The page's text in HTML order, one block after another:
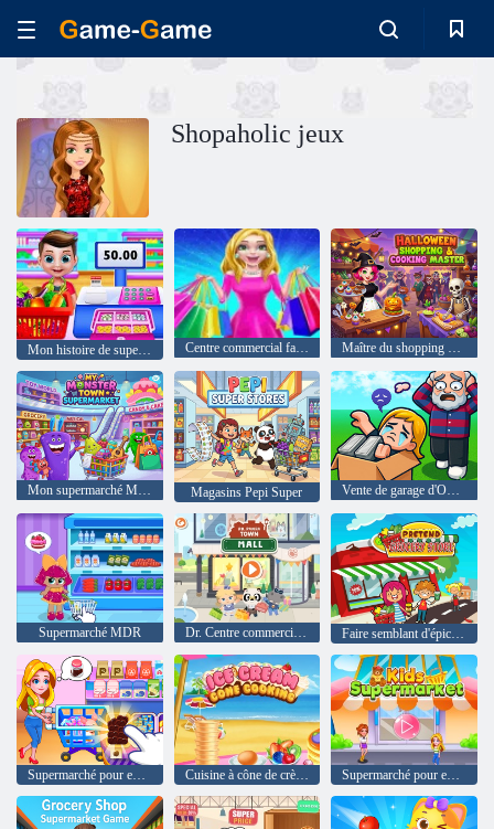
Shopaholic jeux
Mon histoire de supermarché Centre commercial familial Maître du shopping et de la cuisine d'Halloween
Mon supermarché Monster Town Magasins Pepi Super Vente de garage d'Obby
Supermarché MDR Dr. Centre commercial Panda Town Faire semblant d'épicerie
Supermarché pour enfants Cuisine à cône de crème glacée Supermarché pour enfants